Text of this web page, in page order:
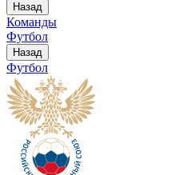
Назад
Команды
Футбол
Назад
Футбол